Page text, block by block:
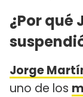
¿Por qué
Jorge
uno de los